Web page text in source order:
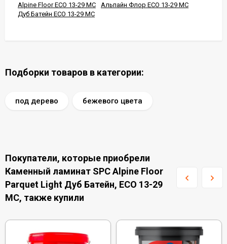
Alpine Floor ЕСО 13-29 MC
Альпайн Флор ЕСО 13-29 MC
Дуб Батейн ЕСО 13-29 MC
Подборки товаров в категории:
под дерево бежевого цвета
Покупатели, которые приобрели
Каменный ламинат SPC Alpine Floor
Parquet Light Дуб Батейн, ЕСО 13-29
MC, также купили